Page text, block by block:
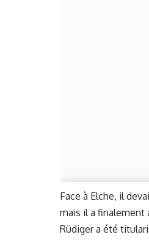
Face à Elche, il
mais il a
Rüdiger a été